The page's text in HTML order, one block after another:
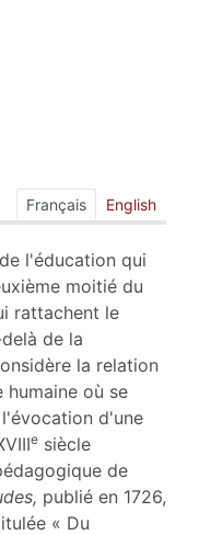
Français English
l'éducation qui
moitié du
rattachent le
de la
la relation
humaine où se
d'une
e siècle
de
publié en 1726,
« Du